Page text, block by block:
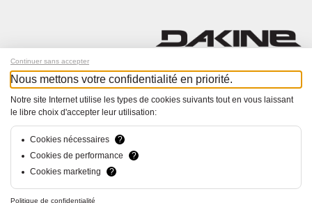
Melde dich für unseren Newsletter an!
Alle Rechte vorbehalten
hsolutions.ch
Continuer sans accepter
Nous mettons votre confidentialité en priorité.
Notre site Internet utilise les types de cookies suivants tout en vous laissant
le libre choix d'accepter leur utilisation:
Cookies nécessaires
?
Cookies de performance
?
Cookies marketing
?
Politique de confidentialité